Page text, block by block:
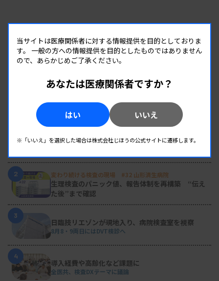
RANKING
人気の記事
新人臨床検査技師の歩き方 ［第16回］
2 変わり続ける検査の現場 #32 山形済生病院
生理検査のパニック値、報告体制を再構築 “伝え
た後”まで確認
3
日臨技リエゾンが現地入り、病院検査室を視察
8月8・9両日にはDVT検診へ
4
導入経費や高齢化など課題に
全医共、検査DXテーマに議論
当サイトは医療関係者に対する情報提供を目的としておりま
す。 一般の方への情報提供を目的としたものではありません
ので、あらかじめご了承ください。
あなたは医療関係者ですか？
はい いいえ
※「いいえ」を選択した場合は株式会社じほうの公式サイトに遷移します。